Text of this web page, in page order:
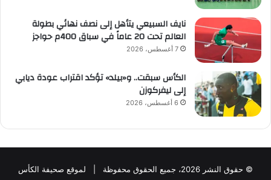
نايف السبيعي يتأهل إلى نصف نهائي بطولة
العالم تحت 20 عاماً في سباق 400م حواجز
7 أغسطس، 2026
الكأس سبقت.. و«بيلد» تؤكد اقتراب عودة ديابي
إلى ليفركوزن
6 أغسطس، 2026
© حقوق النشر 2026، جميع الحقوق محفوظة | لموقع صحيفة الكأس